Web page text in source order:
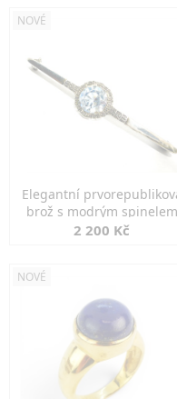
NOVÉ
Elegantní
brož s modrým spinelem
2 200 Kč
NOVÉ